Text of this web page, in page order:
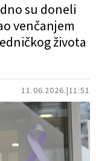
11.06.2026. 11:51
su doneli
venčanjem
života